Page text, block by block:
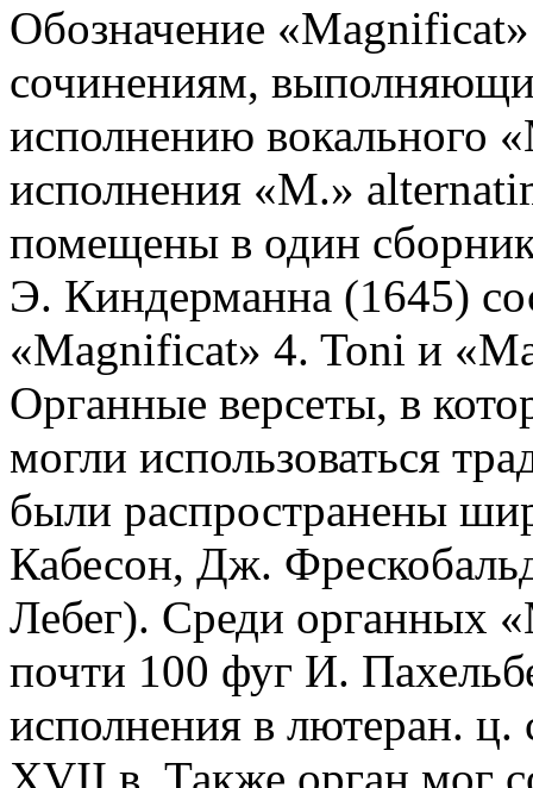
Обозначение
сочинениям,
исполнению вокального
исполнения «М.»
помещены в один
Э. Киндерманна (1645)
«Magnificat» 4. Toni и
Органные версеты, в
могли использоваться
были распространены
Кабесон, Дж.
Лебег). Среди органных
почти 100 фуг И.
исполнения в лютеран.
XVII в. Также орган мог